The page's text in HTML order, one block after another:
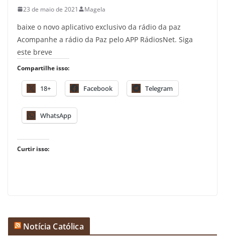
23 de maio de 2021 Magela
baixe o novo aplicativo exclusivo da rádio da paz
Acompanhe a rádio da Paz pelo APP RádiosNet. Siga
este breve
Compartilhe isso:
18+ Facebook Telegram
WhatsApp
Curtir isso:
Notícia Católica